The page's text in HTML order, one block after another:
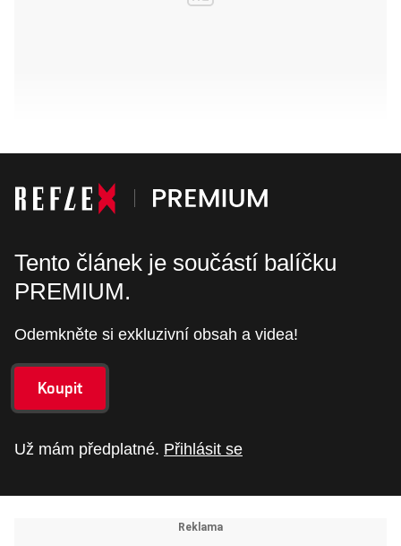
Tento článek je součástí balíčku
PREMIUM.
Odemkněte si exkluzivní obsah a videa!
Koupit
Už mám předplatné. Přihlásit se